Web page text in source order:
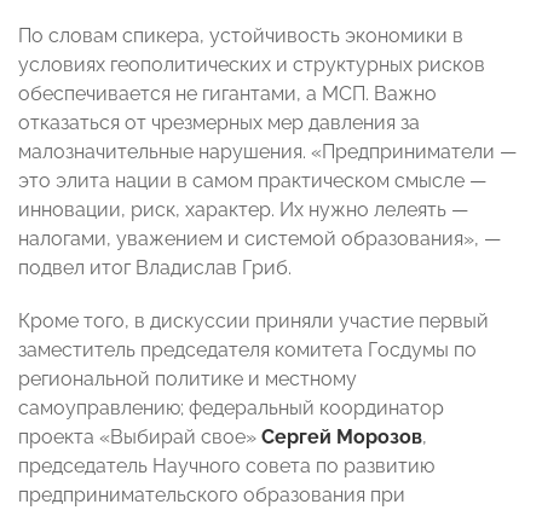
По словам спикера, устойчивость экономики в
условиях геополитических и структурных рисков
обеспечивается не гигантами, а МСП. Важно
отказаться от чрезмерных мер давления за
малозначительные нарушения. «Предприниматели —
это элита нации в самом практическом смысле —
инновации, риск, характер. Их нужно лелеять —
налогами, уважением и системой образования», —
подвел итог Владислав Гриб.
Кроме того, в дискуссии приняли участие первый
заместитель председателя комитета Госдумы по
региональной политике и местному
самоуправлению; федеральный координатор
проекта «Выбирай свое» Сергей Морозов,
председатель Научного совета по развитию
предпринимательского образования при